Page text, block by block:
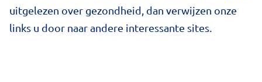
uitgelezen over gezondheid, dan verwijzen onze
links u door naar andere interessante sites.